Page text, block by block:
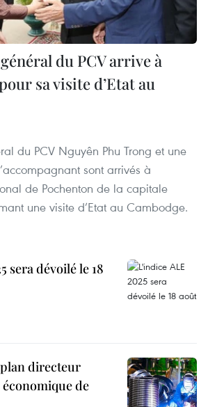
du PCV arrive à
sa visite d’Etat au
du PCV Nguyên Phu Trong et une
sont arrivés à
de Pochenton de la capitale
une visite d’Etat au Cambodge.
sera dévoilé le 18
directeur
de